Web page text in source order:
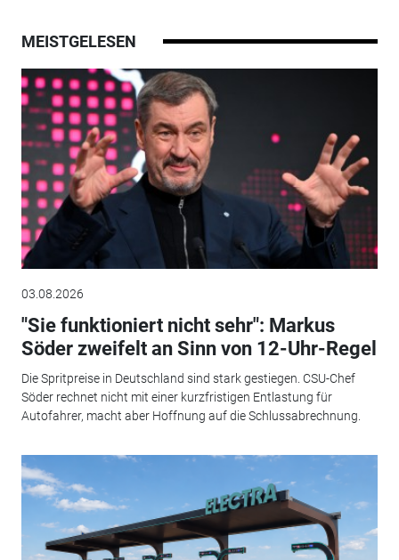
MEISTGELESEN
03.08.2026
"Sie funktioniert nicht sehr": Markus
Söder zweifelt an Sinn von 12-Uhr-Regel
Die Spritpreise in Deutschland sind stark gestiegen. CSU-Chef
Söder rechnet nicht mit einer kurzfristigen Entlastung für
Autofahrer, macht aber Hoffnung auf die Schlussabrechnung.